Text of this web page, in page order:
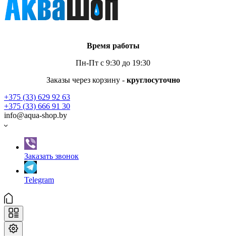
Время работы
Пн-Пт с 9:30 до 19:30
Заказы через корзину - круглосуточно
+375 (33) 629 92 63
+375 (33) 666 91 30
info@aqua-shop.by
Заказать звонок
Telegram